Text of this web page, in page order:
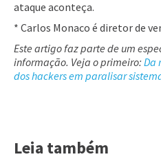
ataque aconteça.
* Carlos Monaco é diretor de
Este artigo faz parte de um
informação. Veja o primeiro: Da
dos hackers em paralisar
Leia também